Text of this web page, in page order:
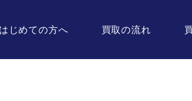
はじめての方へ 買取の流れ